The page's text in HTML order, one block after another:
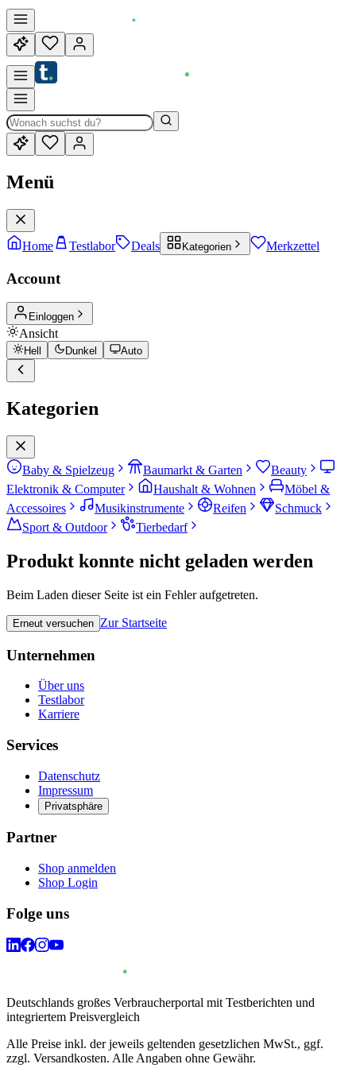
Menü
Home Testlabor Deals Kategorien Merkzettel
Account
Einloggen
Ansicht
Hell Dunkel Auto
Kategorien
Baby & Spielzeug Baumarkt & Garten
Beauty
Elektronik & Computer
Haushalt & Wohnen
Möbel &
Accessoires
Musikinstrumente Reifen
Schmuck
Sport & Outdoor
Tierbedarf
Produkt konnte nicht geladen werden
Beim Laden dieser Seite ist ein Fehler aufgetreten.
Erneut versuchen Zur Startseite
Unternehmen
Über uns
Testlabor
Karriere
Services
Datenschutz
Impressum
Privatsphäre
Partner
Shop anmelden
Shop Login
Folge uns
Deutschlands großes Verbraucherportal mit Testberichten und
integriertem Preisvergleich
Alle Preise inkl. der jeweils geltenden gesetzlichen MwSt., ggf.
zzgl. Versandkosten. Alle Angaben ohne Gewähr.